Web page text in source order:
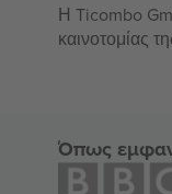
Η Ticombo
καινοτομίας
Όπως